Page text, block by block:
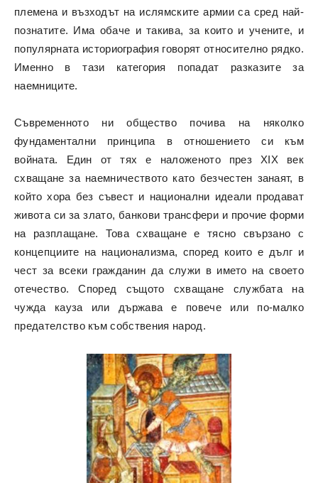
племена и възходът на ислямските армии са сред най-
познатите. Има обаче и такива, за които и учените, и
популярната историография говорят относително рядко.
Именно в тази категория попадат разказите за
наемниците.
Съвременното ни общество почива на няколко
фундаментални принципа в отношението си към
войната. Един от тях е наложеното през XIX век
схващане за наемничеството като безчестен занаят, в
който хора без съвест и национални идеали продават
живота си за злато, банкови трансфери и прочие форми
на разплащане. Това схващане е тясно свързано с
концепциите на национализма, според които е дълг и
чест за всеки гражданин да служи в името на своето
отечество. Според същото схващане службата на
чужда кауза или държава е повече или по-малко
предателство към собствения народ.